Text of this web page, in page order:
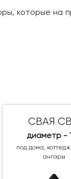
которые на
СВАЯ
диаметр -
под дома,
ангары